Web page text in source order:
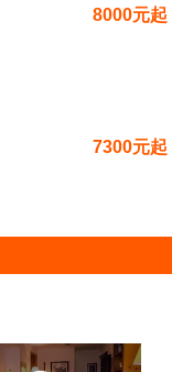
8000元起
7300元起